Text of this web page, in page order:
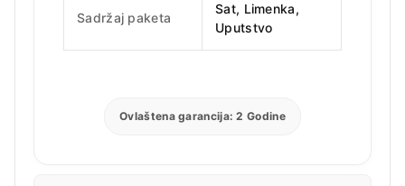
Sadržaj paketa
Sat, Limenka,
Uputstvo
Ovlaštena garancija: 2 Godine